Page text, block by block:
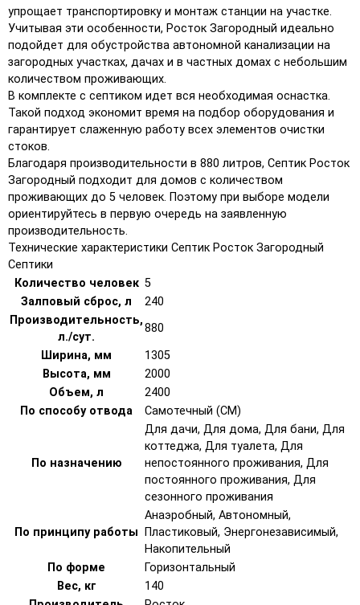
упрощает транспортировку и монтаж станции на участке.
Учитывая эти особенности, Росток Загородный идеально
подойдет для обустройства автономной канализации на
загородных участках, дачах и в частных домах с небольшим
количеством проживающих.
В комплекте с септиком идет вся необходимая оснастка.
Такой подход экономит время на подбор оборудования и
гарантирует слаженную работу всех элементов очистки
стоков.
Благодаря производительности в 880 литров, Септик Росток
Загородный подходит для домов с количеством
проживающих до 5 человек. Поэтому при выборе модели
ориентируйтесь в первую очередь на заявленную
производительность.
Технические характеристики Септик Росток Загородный
Септики
Количество человек 5
Залповый сброс, л
240
Производительность,
л./сут.
880
Ширина, мм
1305
Высота, мм
2000
Объем, л
2400
По способу отвода
Самотечный (СМ)
По назначению
Для дачи, Для дома, Для бани, Для
коттеджа, Для туалета, Для
непостоянного проживания, Для
постоянного проживания, Для
сезонного проживания
По принципу работы
Анаэробный, Автономный,
Пластиковый, Энергонезависимый,
Накопительный
По форме
Горизонтальный
Вес, кг
140